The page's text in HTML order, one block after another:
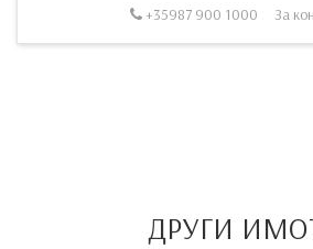
+35987 900 1000 За
ДРУГИ